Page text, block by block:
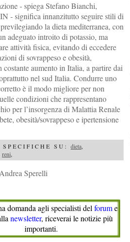
- spiega Stefano Bianchi,
- significa innanzitutto seguire stili di
la dieta mediterranea, con
adeguato introito di potassio, ma
attività fisica, evitando di eccedere
di sovrappeso e obesità,
aumento in Italia, a partire dai
nel sud Italia. Condurre uno
è il modo migliore per non
condizioni che rappresentano
per l’insorgenza di Malattia Renale
obesità/sovrappeso e ipertensione
SU: dieta,
reni,
Sperelli
domanda agli specialisti del forume
newsletter, riceverai le notizie più
importanti.